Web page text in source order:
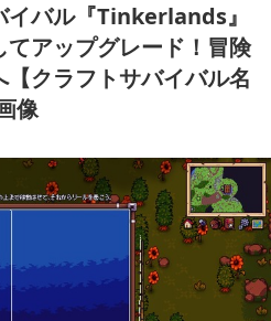
イバル『Tinkerlands』
アップグレード！冒険
クラフトサバイバル名
像